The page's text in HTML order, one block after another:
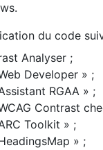
du code
Analyser ;
Developer » ;
RGAA » ;
Contrast
Toolkit » ;
» ;